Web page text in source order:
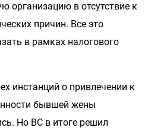
организацию в отсутствие к
причин. Все это
в рамках налогового
инстанций о привлечении к
бывшей жены
Но ВС в итоге решил